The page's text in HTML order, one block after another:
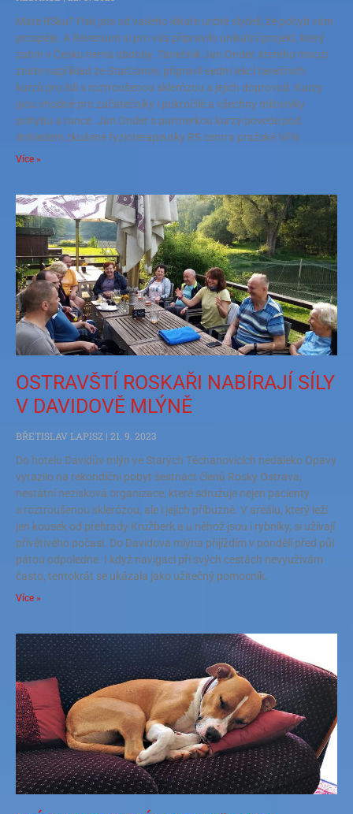
Máte RSku? Pak jste od vašeho lékaře určitě slyšeli, že pohyb vám
prospěje. A Revenium si pro vás připravilo unikátní projekt, který
zatím v Česku nemá obdoby. Tanečník Jan Onder, kterého mnozí
znáte například ze StarDance, připravil sedm lekcí tanečních
kurzů pro lidi s roztroušenou sklerózou a jejich doprovod. Kurzy
jsou vhodné pro začátečníky i pokročilé a všechny milovníky
pohybu a tance. Jan Onder s partnerkou kurzy povede pod
dohledem zkušené fyzioterapeutky RS centra pražské VFN
Více »
OSTRAVŠTÍ ROSKAŘI NABÍRAJÍ SÍLY
V DAVIDOVĚ MLÝNĚ
BŘETISLAV LAPISZ 21. 9. 2023
Do hotelu Davidův mlýn ve Starých Těchanovicích nedaleko Opavy
vyrazilo na rekondiční pobyt šestnáct členů Rosky Ostrava,
nestátní nezisková organizace, které sdružuje nejen pacienty
s roztroušenou sklerózou, ale i jejich příbuzné. V areálu, který leží
jen kousek od přehrady Kružberk a u něhož jsou i rybníky, si užívají
přívětivého počasí. Do Davidova mlýna přijíždím v pondělí před půl
pátou odpoledne. I když navigaci při svých cestách nevyužívám
často, tentokrát se ukázala jako užitečný pomocník.
Více »